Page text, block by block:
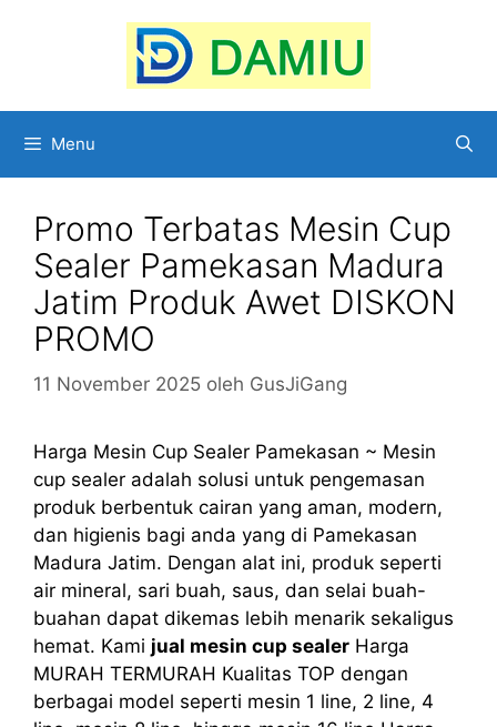
Menu
Promo Terbatas Mesin Cup
Sealer Pamekasan Madura
Jatim Produk Awet DISKON
PROMO
11 November 2025 oleh GusJiGang
Harga Mesin Cup Sealer Pamekasan ~ Mesin
cup sealer adalah solusi untuk pengemasan
produk berbentuk cairan yang aman, modern,
dan higienis bagi anda yang di Pamekasan
Madura Jatim. Dengan alat ini, produk seperti
air mineral, sari buah, saus, dan selai buah-
buahan dapat dikemas lebih menarik sekaligus
hemat. Kami jual mesin cup sealer Harga
MURAH TERMURAH Kualitas TOP dengan
berbagai model seperti mesin 1 line, 2 line, 4